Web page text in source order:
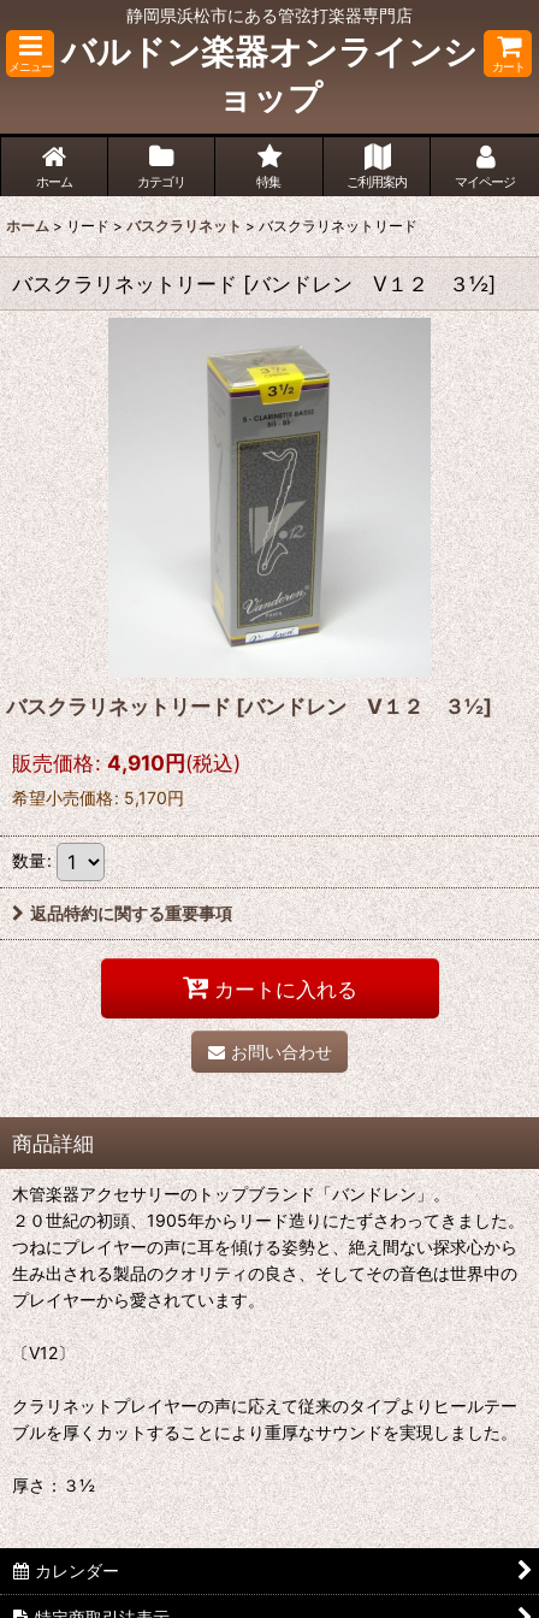
静岡県浜松市にある管弦打楽器専門店
メニュー
バルドン楽器オンラインシ
ョップ
カート
ホーム カテゴリ 特集 ご利用案内 マイページ
ホーム > リード > バスクラリネット > バスクラリネットリード
バスクラリネットリード [バンドレン V１２ ３½]
バスクラリネットリード[バンドレン V１２ ３½]
販売価格: 4,910円(税込)
希望小売価格: 5,170円
数量:
返品特約に関する重要事項
カートに入れる
お問い合わせ
商品詳細
木管楽器アクセサリーのトップブランド「バンドレン」。
２０世紀の初頭、1905年からリード造りにたずさわってきました。
つねにプレイヤーの声に耳を傾ける姿勢と、絶え間ない探求心から
生み出される製品のクオリティの良さ、そしてその音色は世界中の
プレイヤーから愛されています。
〔V12〕
クラリネットプレイヤーの声に応えて従来のタイプよりヒールテー
ブルを厚くカットすることにより重厚なサウンドを実現しました。
厚さ：３½
カレンダー